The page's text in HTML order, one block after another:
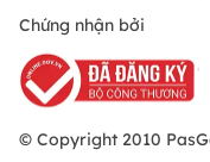
Chứng nhận bởi
© Copyright 2010